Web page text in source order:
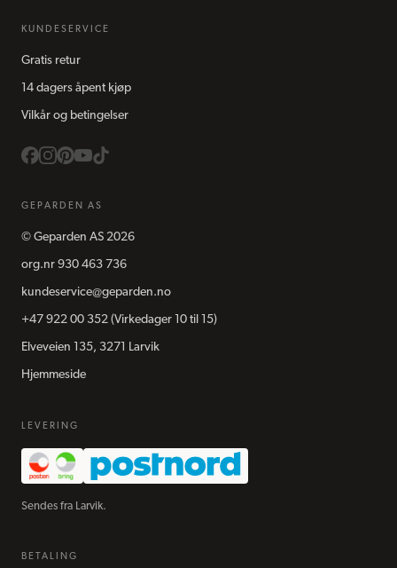
KUNDESERVICE
Gratis retur
14 dagers åpent kjøp
Vilkår og betingelser
GEPARDEN AS
© Geparden AS 2026
org.nr 930 463 736
kundeservice@geparden.no
+47 922 00 352 (Virkedager 10 til 15)
Elveveien 135, 3271 Larvik
Hjemmeside
LEVERING
Sendes fra Larvik.
BETALING